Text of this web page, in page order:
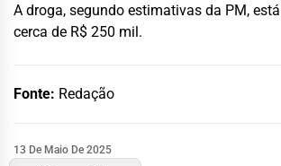
A droga, segundo estimativas da PM,
cerca de R$ 250 mil.
Fonte: Redação
13 De Maio De 2025